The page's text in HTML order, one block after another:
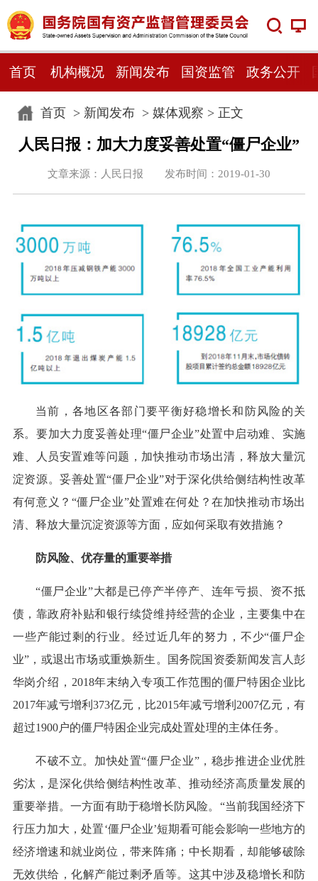
首页 机构概况 新闻发布 国资监管 政务公开
首页> 新闻发布> 媒体观察 > 正文
人民日报：加大力度妥善处置“僵尸企业”
文章来源：人民日报 发布时间：2019-01-30
当前，各地区各部门要平衡好稳增长和防风险的关
系。要加大力度妥善处理“僵尸企业”处置中启动难、实施
难、人员安置难等问题，加快推动市场出清，释放大量沉
淀资源。妥善处置“僵尸企业”对于深化供给侧结构性改革
有何意义？“僵尸企业”处置难在何处？在加快推动市场出
清、释放大量沉淀资源等方面，应如何采取有效措施？
防风险、优存量的重要举措
“僵尸企业”大都是已停产半停产、连年亏损、资不抵
债，靠政府补贴和银行续贷维持经营的企业，主要集中在
一些产能过剩的行业。经过近几年的努力，不少“僵尸企
业”，或退出市场或重焕新生。国务院国资委新闻发言人彭
华岗介绍，2018年末纳入专项工作范围的僵尸特困企业比
2017年减亏增利373亿元，比2015年减亏增利2007亿元，有
超过1900户的僵尸特困企业完成处置处理的主体任务。
不破不立。加快处置“僵尸企业”，稳步推进企业优胜
劣汰，是深化供给侧结构性改革、推动经济高质量发展的
重要举措。一方面有助于稳增长防风险。“当前我国经济下
行压力加大，处置‘僵尸企业’短期看可能会影响一些地方的
经济增速和就业岗位，带来阵痛；中长期看，却能够破除
无效供给，化解产能过剩矛盾等。这其中涉及稳增长和防